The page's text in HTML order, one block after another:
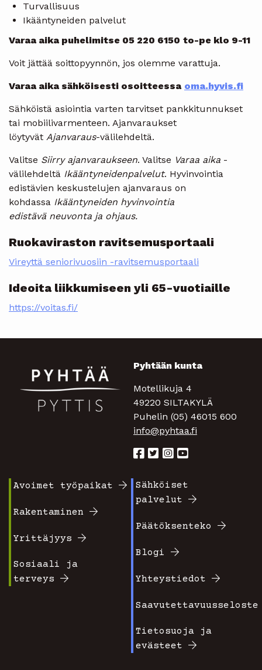
Turvallisuus
Ikääntyneiden palvelut
Varaa aika puhelimitse 05 220 6150 to-pe klo 9-11
Voit jättää soittopyynnön, jos olemme varattuja.
Varaa aika sähköisesti osoitteessa oma.hyvis.fi
Sähköistä asiointia varten tarvitset pankkitunnukset
tai mobiilivarmenteen. Ajanvaraukset
löytyvät Ajanvaraus-välilehdeltä.
Valitse Siirry ajanvaraukseen. Valitse Varaa aika -
välilehdeltä Ikääntyneidenpalvelut. Hyvinvointia
edistävien keskustelujen ajanvaraus on
kohdassa Ikääntyneiden hyvinvointia
edistävä neuvonta ja ohjaus.
Ruokaviraston ravitsemusportaali
Vireyttä seniorivuosiin -ravitsemusportaali
Ideoita liikkumiseen yli 65-vuotiaille
https://voitas.fi/
Pyhtään kunta
Motellikuja 4
49220 SILTAKYLÄ
Puhelin (05) 46015 600
info@pyhtaa.fi
valikko
1
Avoimet työpaikat
Rakentaminen
Yrittäjyys
Sosiaali ja
terveys
Footer
2
Sähköiset
palvelut
Päätöksenteko
Blogi
Yhteystiedot
Saavutettavuusseloste
Tietosuoja ja
evästeet